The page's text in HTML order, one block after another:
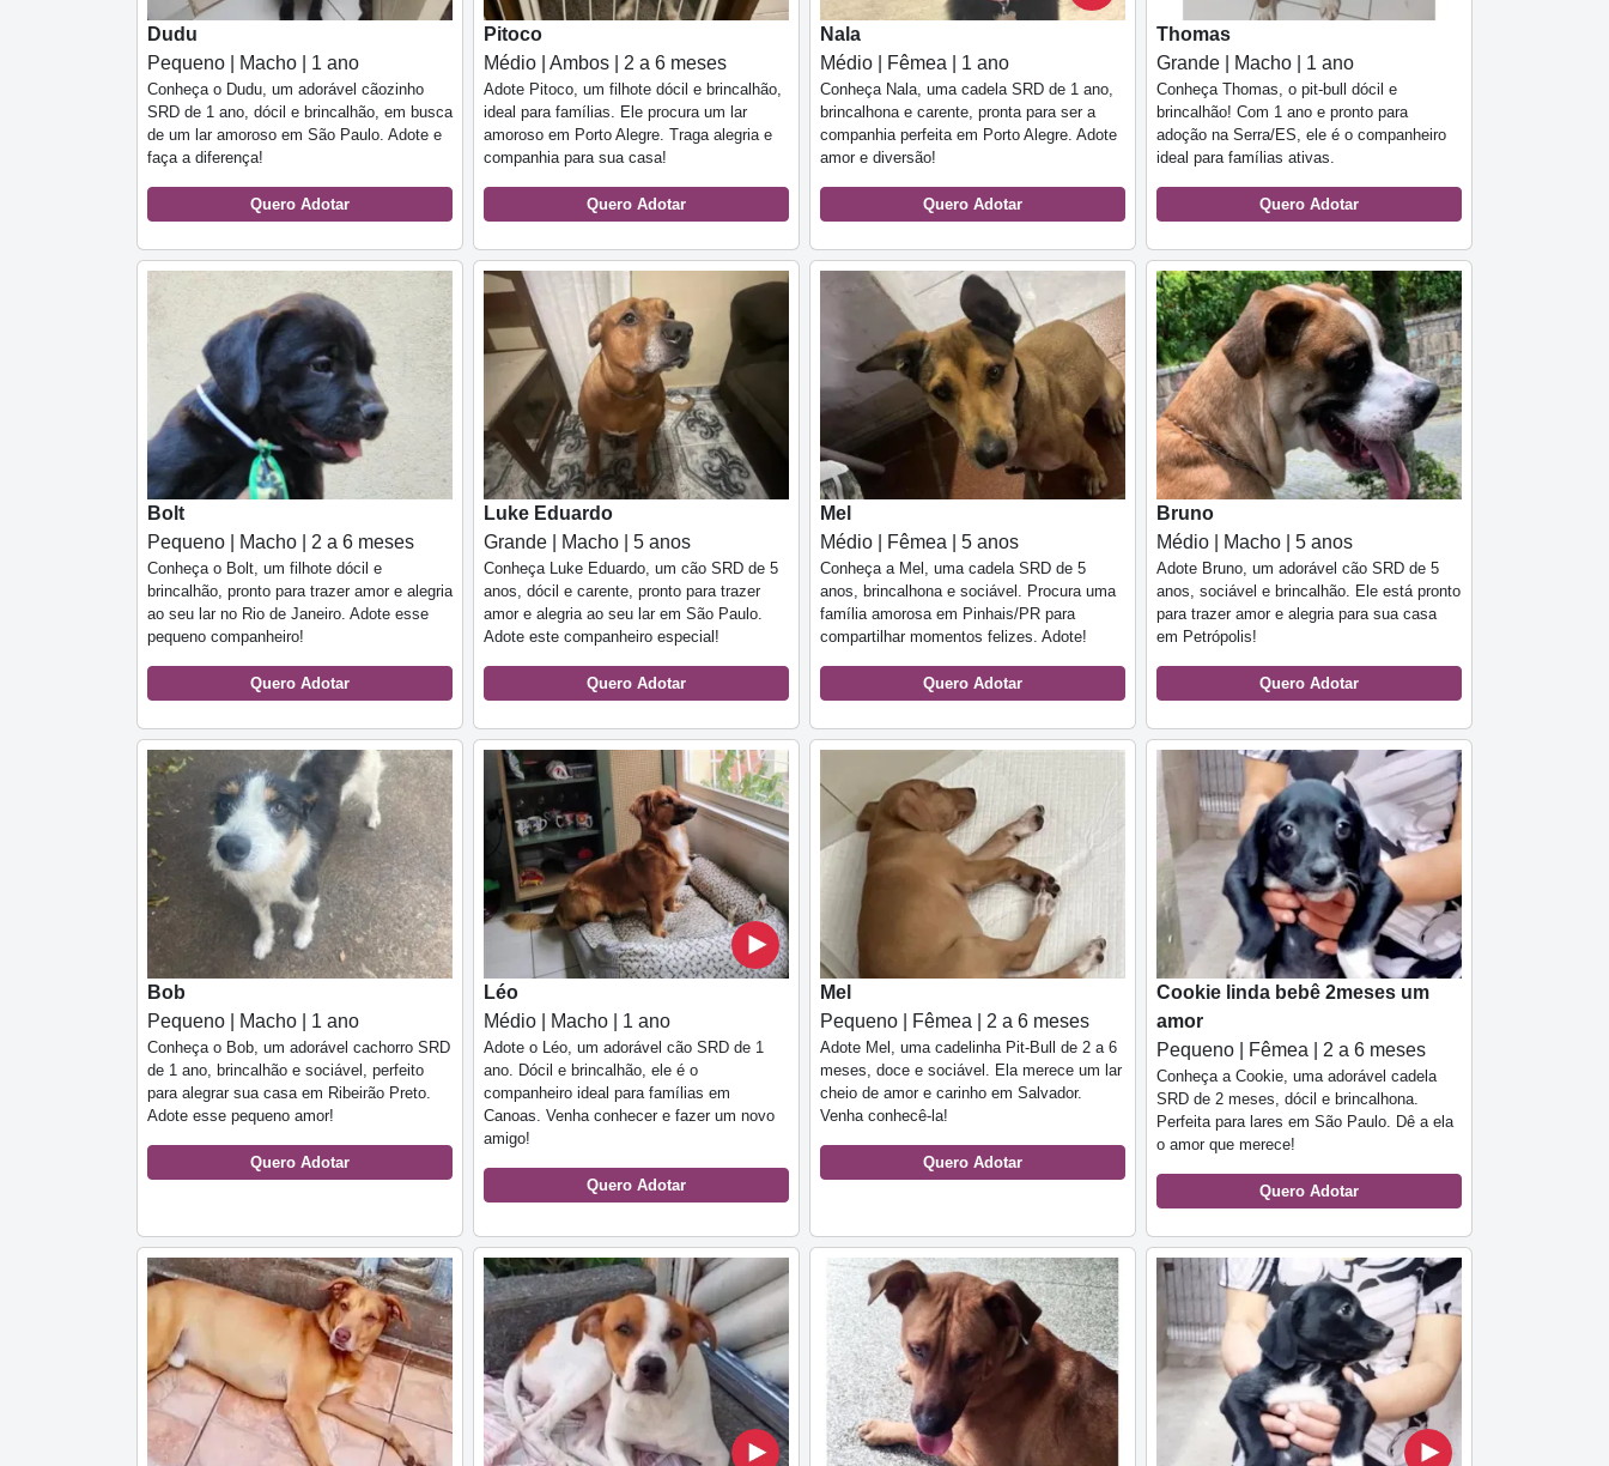
Dudu
Pequeno | Macho | 1 ano
Conheça o Dudu, um adorável cãozinho
SRD de 1 ano, dócil e brincalhão, em busca
de um lar amoroso em São Paulo. Adote e
faça a diferença!
Quero Adotar
Pitoco
Médio | Ambos | 2 a 6 meses
Adote Pitoco, um filhote dócil e brincalhão,
ideal para famílias. Ele procura um lar
amoroso em Porto Alegre. Traga alegria e
companhia para sua casa!
Quero Adotar
Nala
Médio | Fêmea | 1 ano
Conheça Nala, uma cadela SRD de 1 ano,
brincalhona e carente, pronta para ser a
companhia perfeita em Porto Alegre. Adote
amor e diversão!
Quero Adotar
Thomas
Grande | Macho | 1 ano
Conheça Thomas, o pit-bull dócil e
brincalhão! Com 1 ano e pronto para
adoção na Serra/ES, ele é o companheiro
ideal para famílias ativas.
Quero Adotar
Bolt
Pequeno | Macho | 2 a 6 meses
Conheça o Bolt, um filhote dócil e
brincalhão, pronto para trazer amor e alegria
ao seu lar no Rio de Janeiro. Adote esse
pequeno companheiro!
Quero Adotar
Luke Eduardo
Grande | Macho | 5 anos
Conheça Luke Eduardo, um cão SRD de 5
anos, dócil e carente, pronto para trazer
amor e alegria ao seu lar em São Paulo.
Adote este companheiro especial!
Quero Adotar
Mel
Médio | Fêmea | 5 anos
Conheça a Mel, uma cadela SRD de 5
anos, brincalhona e sociável. Procura uma
família amorosa em Pinhais/PR para
compartilhar momentos felizes. Adote!
Quero Adotar
Bruno
Médio | Macho | 5 anos
Adote Bruno, um adorável cão SRD de 5
anos, sociável e brincalhão. Ele está pronto
para trazer amor e alegria para sua casa
em Petrópolis!
Quero Adotar
Bob
Pequeno | Macho | 1 ano
Conheça o Bob, um adorável cachorro SRD
de 1 ano, brincalhão e sociável, perfeito
para alegrar sua casa em Ribeirão Preto.
Adote esse pequeno amor!
Quero Adotar
Léo
Médio | Macho | 1 ano
Adote o Léo, um adorável cão SRD de 1
ano. Dócil e brincalhão, ele é o
companheiro ideal para famílias em
Canoas. Venha conhecer e fazer um novo
amigo!
Quero Adotar
Mel
Pequeno | Fêmea | 2 a 6 meses
Adote Mel, uma cadelinha Pit-Bull de 2 a 6
meses, doce e sociável. Ela merece um lar
cheio de amor e carinho em Salvador.
Venha conhecê-la!
Quero Adotar
Cookie linda bebê 2meses um
amor
Pequeno | Fêmea | 2 a 6 meses
Conheça a Cookie, uma adorável cadela
SRD de 2 meses, dócil e brincalhona.
Perfeita para lares em São Paulo. Dê a ela
o amor que merece!
Quero Adotar